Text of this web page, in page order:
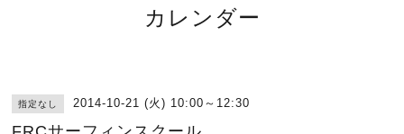
カレンダー
指定なし 2014-10-21 (火) 10:00～12:30